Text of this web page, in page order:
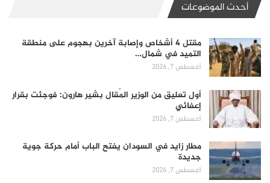
أحدث الموضوعات
مقتل 4 أشخاص وإصابة آخرين بهجوم على منطقة
التميد في شمال…
أغسطس 7, 2026
أول تعليق من الوزير المُقال بشير هارون: فوجئت بقرار
إعفائي
أغسطس 7, 2026
مطار زايد في السودان يفتح الباب أمام حركة جوية
جديدة
أغسطس 7, 2026